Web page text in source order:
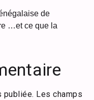
de
…et ce que la
publiée. Les champs